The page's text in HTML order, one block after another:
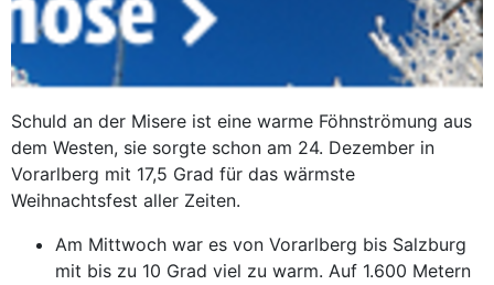
Schuld an der Misere ist eine warme Föhnströmung aus
dem Westen, sie sorgte schon am 24. Dezember in
Vorarlberg mit 17,5 Grad für das wärmste
Weihnachtsfest aller Zeiten.
Am Mittwoch war es von Vorarlberg bis Salzburg
mit bis zu 10 Grad viel zu warm. Auf 1.600 Metern